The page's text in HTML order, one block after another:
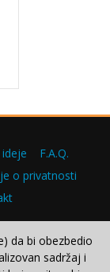
F.A.Q.
o privatnosti
da bi obezbedio
sadržaj i